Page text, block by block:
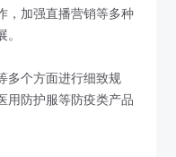
，加强直播营销等多种
。
多个方面进行细致规
用防护服等防疫类产品